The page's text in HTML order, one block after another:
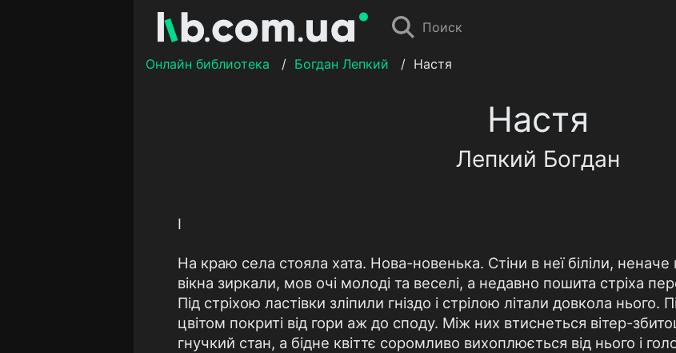
Поиск
Онлайн библиотека / Богдан Лепкий / Настя
Настя
Лепкий Богдан
І
На краю села стояла хата. Нова-новенька. Стіни в неї біліли, неначе
вікна зиркали, мов очі молоді та веселі, а недавно пошита стріха
Під стріхою ластівки зліпили гніздо і стрілою літали довкола
цвітом покриті від гори аж до споду. Між них втиснеться вітер-
гнучкий стан, а бідне квіттє соромливо вихоплюється від нього і